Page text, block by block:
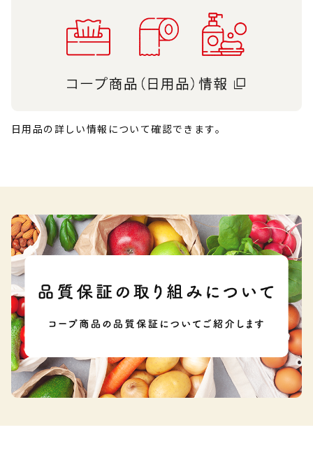
日用品の詳しい情報について確認できます。